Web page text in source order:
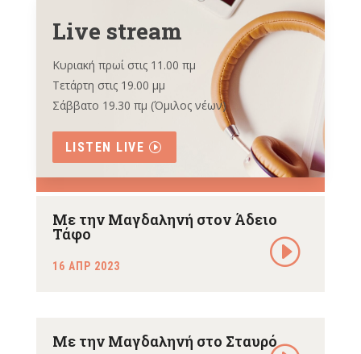
Live stream
Κυριακή πρωί στις 11.00 πμ
Τετάρτη στις 19.00 μμ
Σάββατο 19.30 πμ (Όμιλος νέων)
LISTEN LIVE
Με την Μαγδαληνή στον Άδειο
Τάφο
16 ΑΠΡ 2023
Με την Μαγδαληνή στο Σταυρό